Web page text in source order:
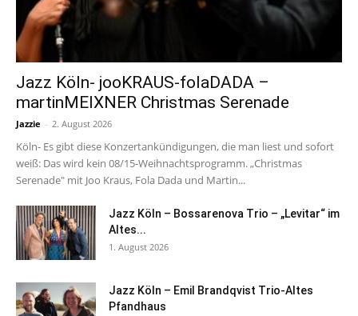
Jazz Köln- jooKRAUS-folaDADA –
martinMEIXNER Christmas Serenade
Jazzie - 2. August 2026
Köln- Es gibt diese Konzertankündigungen, die man liest und sofort
weiß: Das wird kein 08/15-Weihnachtsprogramm. „Christmas
Serenade" mit Joo Kraus, Fola Dada und Martin...
Jazz Köln – Bossarenova Trio – „Levitar“ im
Altes...
1. August 2026
Jazz Köln – Emil Brandqvist Trio-Altes
Pfandhaus